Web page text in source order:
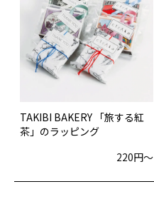
TAKIBI BAKERY 「旅する紅
茶」のラッピング
220円〜